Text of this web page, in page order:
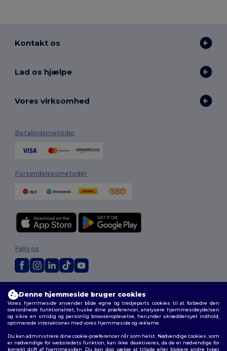
Kontakt os
Lad os hjælpe
Vores virksomhed
Betalingsmetoder
Forsendelsesmetoder
Vilkår og Betingelser|Tilpasset politik |Fortrolighedspolitik
cookies|Sitemap
Følg os
Denne hjemmeside bruger cookies
Vores hjemmeside anvender både egne og tredjeparts cookies til at forbedre den
overordnede funktionalitet, huske dine præferencer, analysere hjemmesideydelsen
og sikre en smidig og personlig browseroplevelse, herunder skræddersyet indhold,
optimerede interaktioner med vores hjemmeside og reklame.
Du kan administrere dine cookie-præferencer når som helst. Nødvendige cookies, som
er nødvendige for webstedets funktion, kan ikke deaktiveres, da de er nødvendige for
korrekt drift af hjemmesiden. Du kan dog vælge at tillade eller blokere andre typer